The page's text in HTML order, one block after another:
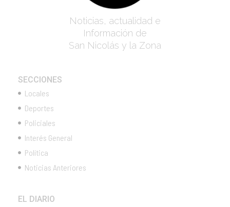
Noticias, actualidad e
Información de
San Nicolás y la Zona
SECCIONES
Locales
Deportes
Policiales
Interés General
Política
Noticias Anteriores
EL DIARIO